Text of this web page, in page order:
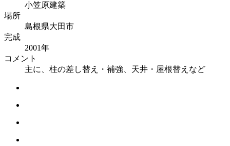
小笠原建築
場所
島根県大田市
完成
2001年
コメント
主に、柱の差し替え・補強、天井・屋根替えなど